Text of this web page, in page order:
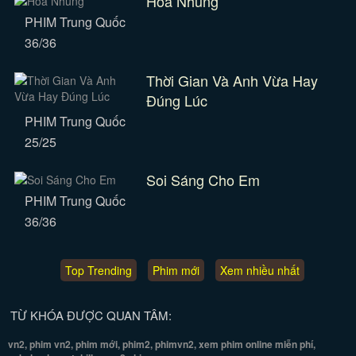
PHIM Trung Quốc
36/36
Thời Gian Và Anh Vừa Hay
Đúng Lúc
PHIM Trung Quốc
25/25
Soi Sáng Cho Em
PHIM Trung Quốc
36/36
Top Trending Phim mới Xem nhiều nhất
TỪ KHÓA ĐƯỢC QUAN TÂM:
vn2, phim vn2, phim mới, phim2, phimvn2, xem phim online miễn phí,